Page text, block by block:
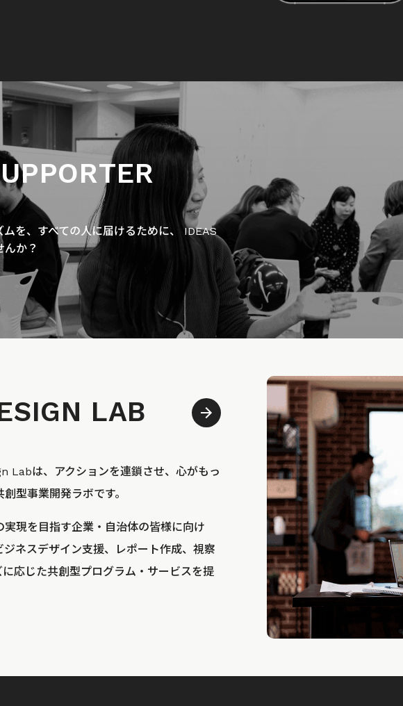
を、すべての人に届けるために、 IDEAS
んか？
LAB
Labは、アクションを連鎖させ、心がもっ
型事業開発ラボです。
現を目指す企業・自治体の皆様に向け
ネスデザイン支援、レポート作成、視察
応じた共創型プログラム・サービスを提